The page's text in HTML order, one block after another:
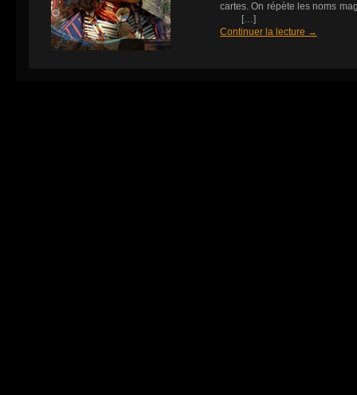
cartes. On répète les noms
[…]
Continuer la lecture →